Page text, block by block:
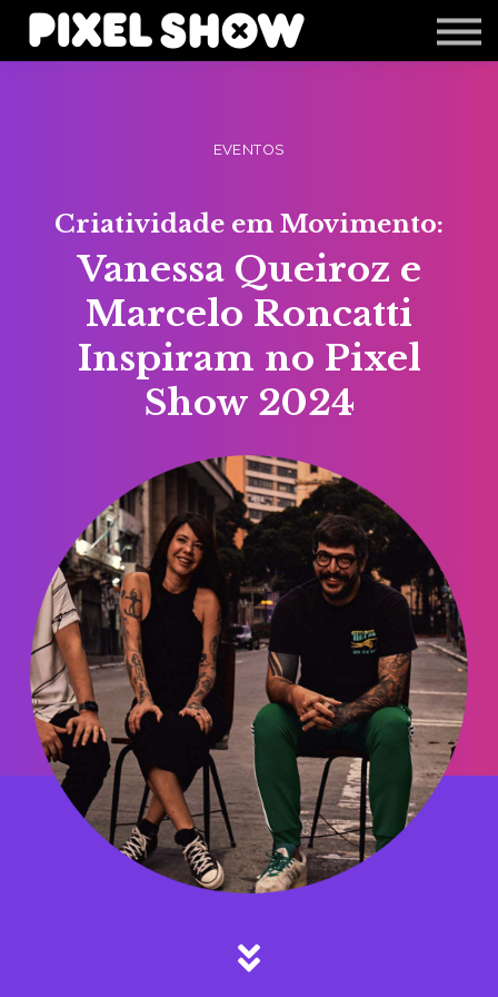
Shop
Revista Zupi
EVENTOS
Criatividade em Movimento:
Vanessa Queiroz e
Marcelo Roncatti
Inspiram no Pixel
Show 2024